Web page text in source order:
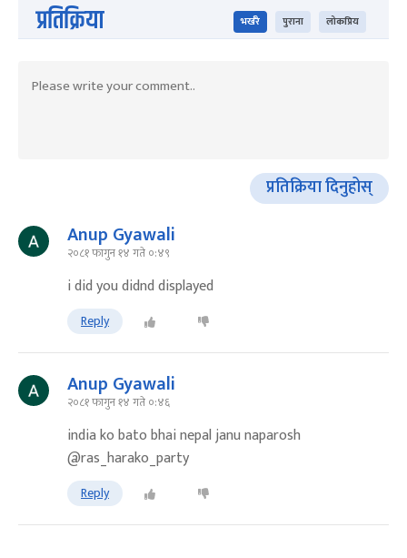
प्रतिक्रिया भर्खरै पुराना लोकप्रिय
प्रतिक्रिया दिनुहोस्
Anup Gyawali
२०८१ फागुन १४ गते ०:४९
i did you didnd displayed
Reply
Anup Gyawali
२०८१ फागुन १४ गते ०:४६
india ko bato bhai nepal janu naparosh
@ras_harako_party
Reply